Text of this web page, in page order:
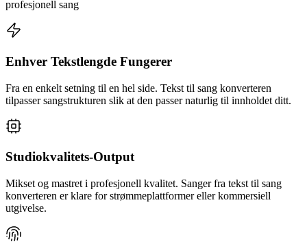
profesjonell sang
Enhver Tekstlengde Fungerer
Fra en enkelt setning til en hel side. Tekst til sang konverteren
tilpasser sangstrukturen slik at den passer naturlig til innholdet ditt.
Studiokvalitets-Output
Mikset og mastret i profesjonell kvalitet. Sanger fra tekst til sang
konverteren er klare for strømmeplattformer eller kommersiell
utgivelse.